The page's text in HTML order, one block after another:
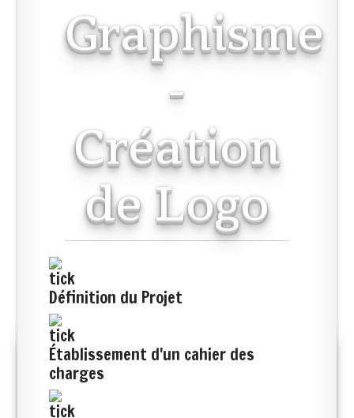
Graphisme
-
Création
de Logo
Définition du Projet
Établissement d'un cahier des
charges